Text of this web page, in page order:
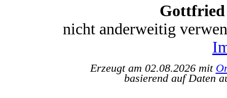
Gottfried
nicht anderweitig
Erzeugt am 02.08.2026 mit
basierend auf Daten